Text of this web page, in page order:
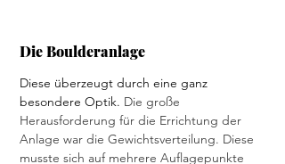
Die Boulderanlage
Diese überzeugt durch eine ganz
besondere Optik. Die große
Herausforderung für die Errichtung der
Anlage war die Gewichtsverteilung. Diese
musste sich auf mehrere Auflagepunkte